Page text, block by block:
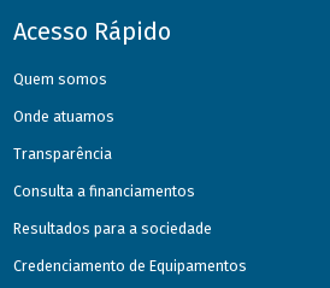
Acesso Rápido
Quem somos
Onde atuamos
Transparência
Consulta a financiamentos
Resultados para a sociedade
Credenciamento de Equipamentos